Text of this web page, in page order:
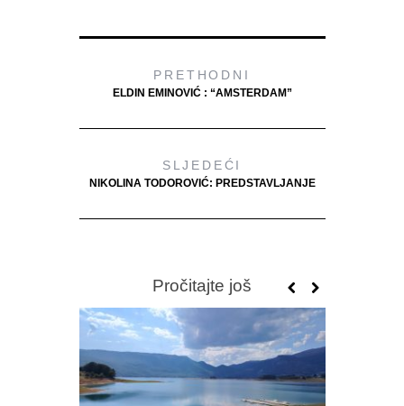
PRETHODNI
ELDIN EMINOVIĆ : “AMSTERDAM”
SLJEDEĆI
NIKOLINA TODOROVIĆ: PREDSTAVLJANJE
Pročitajte još